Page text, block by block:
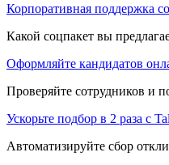
Корпоративная поддержка
Какой соцпакет вы
Оформляйте кандидатов
Проверяйте сотрудников и
Ускорьте подбор в 2 раза с
Автоматизируйте сбор